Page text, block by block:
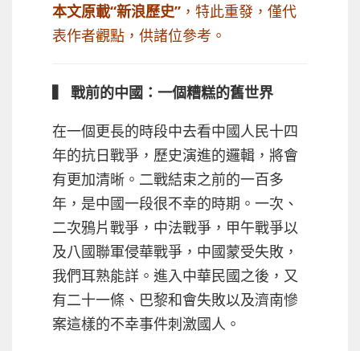
本文原載“新浪歷史” ，特此重發，僅代
表作者觀點，供諸位參考。
▍ 戰前的中國： 一個糟糕的舊世界
在一個更長的時段中去看中國人民十四
年的抗日戰爭，歷史演進的邏輯，將會
有更加清晰。二戰結束之前的一百多
年，是中國一段很不幸的時期。一次、
二次鴉片戰爭，中法戰爭，甲午戰爭以
及八國聯軍侵華戰爭，中國蒙受失敗，
我們耳熟能詳。進入中華民國之後，又
有二十一條、巴黎和會失敗以及濟南慘
案這樣的不幸事件刺激國人。